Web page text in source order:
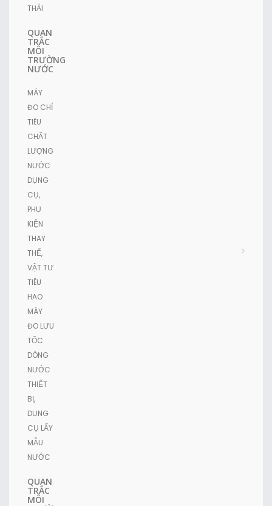
THẢI
QUAN
TRẮC
MÔI
TRƯỜNG
NƯỚC
MÁY
ĐO CHỈ
TIÊU
CHẤT
LƯỢNG
NƯỚC
DỤNG
CỤ,
PHỤ
KIỆN
THAY
THẾ,
VẬT TƯ
TIÊU
HAO
MÁY
ĐO LƯU
TỐC
DÒNG
NƯỚC
THIẾT
BỊ,
DỤNG
CỤ LẤY
MẪU
NƯỚC
QUAN
TRẮC
MÔI